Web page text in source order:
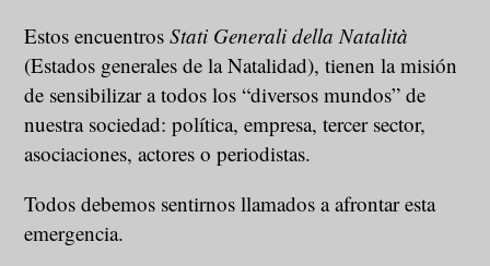
Estos encuentros Stati Generali della Natalità
(Estados generales de la Natalidad), tienen la misión
de sensibilizar a todos los “diversos mundos” de
nuestra sociedad: política, empresa, tercer sector,
asociaciones, actores o periodistas.
Todos debemos sentirnos llamados a afrontar esta
emergencia.